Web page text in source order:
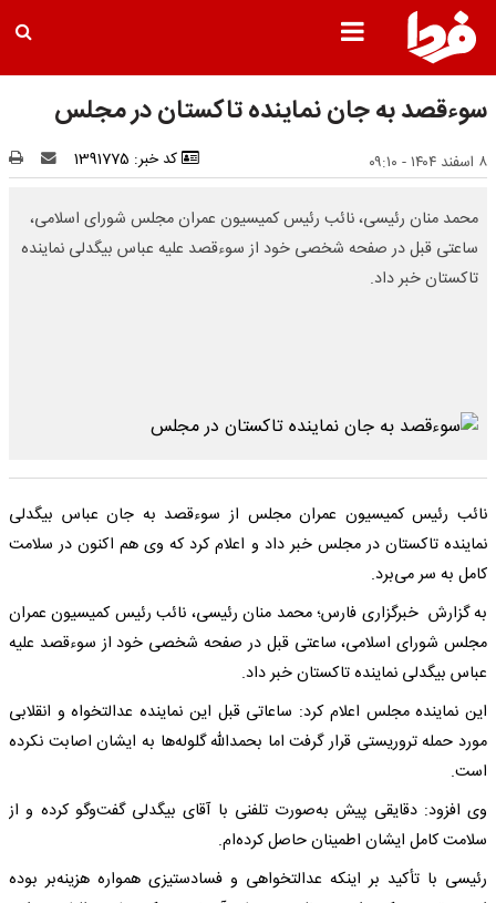
سوءقصد به جان نماینده تاکستان در مجلس
۸ اسفند ۱۴۰۴ - ۰۹:۱۰ کد خبر: 1391775
محمد منان رئیسی، نائب رئیس کمیسیون عمران مجلس شورای اسلامی،
ساعتی قبل در صفحه شخصی خود از سوءقصد علیه عباس بیگدلی نماینده
تاکستان خبر داد.
نائب رئیس کمیسیون عمران مجلس از سوءقصد به جان عباس بیگدلی
نماینده تاکستان در مجلس خبر داد و اعلام کرد که وی هم اکنون در سلامت
کامل به سر می‌برد.
به گزارش خبرگزاری فارس؛ محمد منان رئیسی، نائب رئیس کمیسیون عمران
مجلس شورای اسلامی، ساعتی قبل در صفحه شخصی خود از سوءقصد علیه
عباس بیگدلی نماینده تاکستان خبر داد.
این نماینده مجلس اعلام کرد: ساعاتی قبل این نماینده عدالتخواه و انقلابی
مورد حمله تروریستی قرار گرفت اما بحمدالله گلوله‌ها به ایشان اصابت نکرده
است.
وی افزود: دقایقی پیش به‌صورت تلفنی با آقای بیگدلی گفت‌وگو کرده و از
سلامت کامل ایشان اطمینان حاصل کرده‌ام.
رئیسی با تأکید بر اینکه عدالتخواهی و فسادستیزی همواره هزینه‌بر بوده